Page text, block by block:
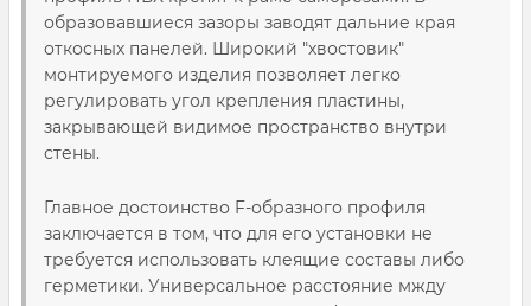
образовавшиеся зазоры заводят дальние края
откосных панелей. Широкий "хвостовик"
монтируемого изделия позволяет легко
регулировать угол крепления пластины,
закрывающей видимое пространство внутри
стены.
Главное достоинство F-образного профиля
заключается в том, что для его установки не
требуется использовать клеящие составы либо
герметики. Универсальное расстояние мжду